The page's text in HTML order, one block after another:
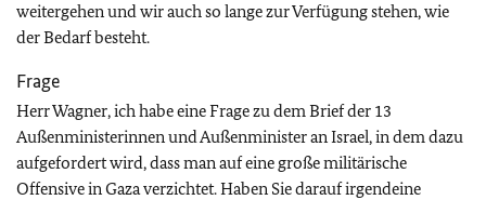
weitergehen und wir auch so lange zur Verfügung stehen, wie
der Bedarf besteht.
Frage
Herr Wagner, ich habe eine Frage zu dem Brief der 13
Außenministerinnen und Außenminister an Israel, in dem dazu
aufgefordert wird, dass man auf eine große militärische
Offensive in Gaza verzichtet. Haben Sie darauf irgendeine